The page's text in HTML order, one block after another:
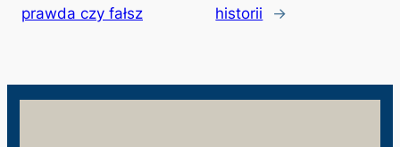
prawda czy fałsz
historii
→